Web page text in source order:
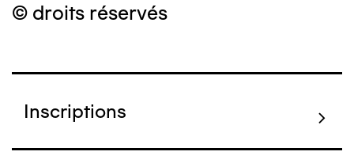
© droits réservés
Inscriptions